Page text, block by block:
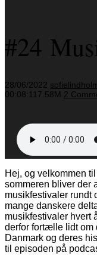
#24
28/06/2022
00:08:11 7.58M 2
Hej, og velkommen
sommeren bliver der
musikfestivaler rundt
mange danskere
musikfestivaler hvert
derfor fortælle lidt om
Danmark og deres
til episoden på